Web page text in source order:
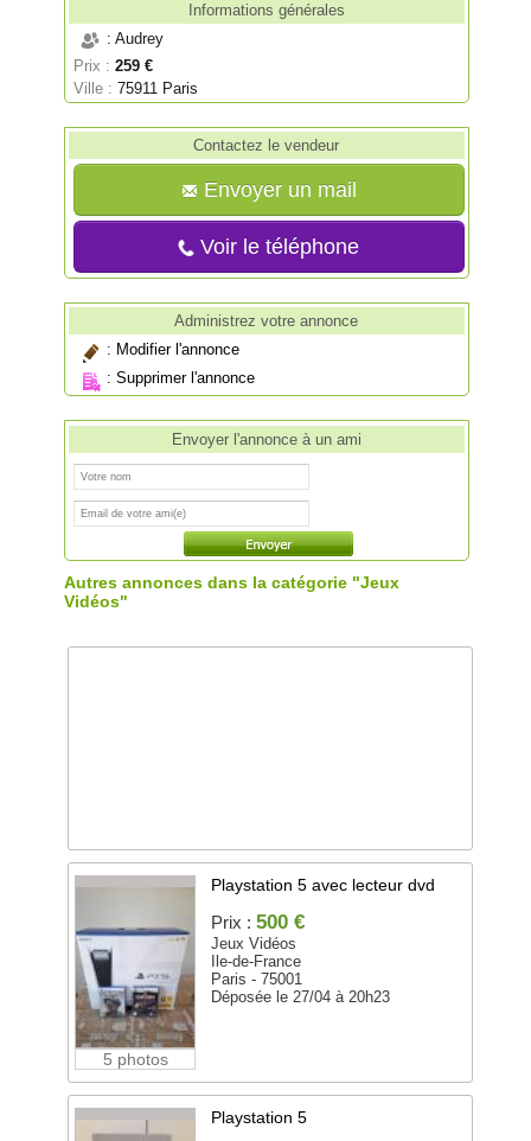
Informations générales
: Audrey
Prix : 259 €
Ville :75911 Paris
Contactez le vendeur
Envoyer un mail
Voir le téléphone
Administrez votre annonce
: Modifier l'annonce
:Supprimer l'annonce
Envoyer l'annonce à un ami
Autres annonces dans la catégorie "Jeux
Vidéos"
5 photos
Playstation 5 avec lecteur dvd
Prix : 500 €
Jeux Vidéos
Ile-de-France
Paris - 75001
Déposée le 27/04 à 20h23
Playstation 5